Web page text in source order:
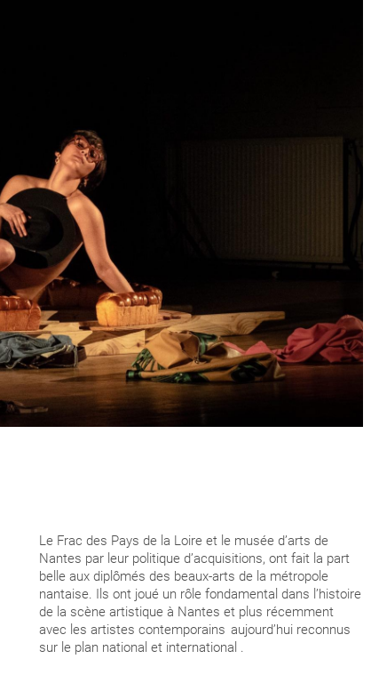
Le Frac des Pays de la Loire et le musée d’arts de
Nantes par leur politique d’acquisitions, ont fait la part
belle aux diplômés des beaux-arts de la métropole
nantaise. Ils ont joué un rôle fondamental dans l’histoire
de la scène artistique à Nantes et plus récemment
avec les artistes contemporains aujourd’hui reconnus
sur le plan national et international .